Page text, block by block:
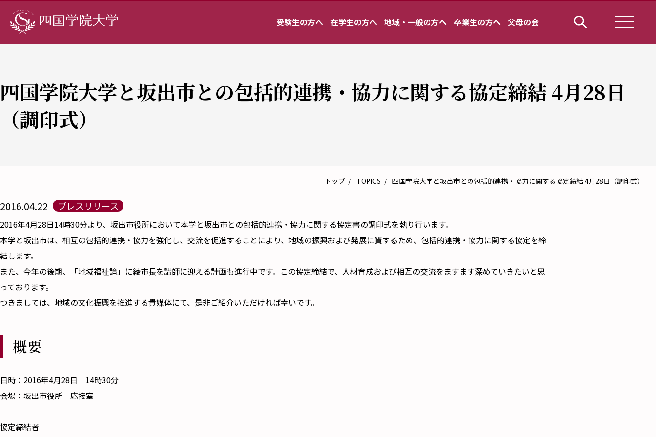
受験生の方へ 在学生の方へ 地域・一般の方へ 卒業生の方へ 父母の会
四国学院大学と坂出市との包括的連携・協力に関する協定締結 4月28日
（調印式）
トップ TOPICS 四国学院大学と坂出市との包括的連携・協力に関する協定締結 4月28日（調印式）
2016.04.22 プレスリリース
2016年4月28日14時30分より、坂出市役所において本学と坂出市との包括的連携・協力に関する協定書の調印式を執り行います。
本学と坂出市は、相互の包括的連携・協力を強化し、交流を促進することにより、地域の振興および発展に資するため、包括的連携・協力に関する協定を締
結します。
また、今年の後期、「地域福祉論」に綾市長を講師に迎える計画も進行中です。この協定締結で、人材育成および相互の交流をますます深めていきたいと思
っております。
つきましては、地域の文化振興を推進する貴媒体にて、是非ご紹介いただければ幸いです。
概要
日時：2016年4月28日 14時30分
会場：坂出市役所 応接室
協定締結者